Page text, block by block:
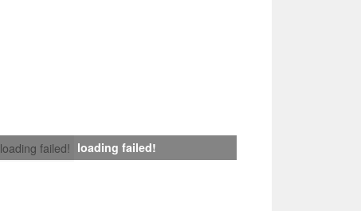
loading failed! loading failed!